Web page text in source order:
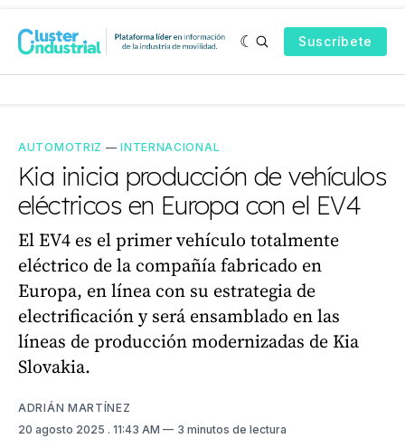
Suscríbete
AUTOMOTRIZ —INTERNACIONAL
Kia inicia producción de vehículos
eléctricos en Europa con el EV4
El EV4 es el primer vehículo totalmente
eléctrico de la compañía fabricado en
Europa, en línea con su estrategia de
electrificación y será ensamblado en las
líneas de producción modernizadas de Kia
Slovakia.
ADRIÁN MARTÍNEZ
20 agosto 2025 . 11:43 AM 3 minutos de lectura